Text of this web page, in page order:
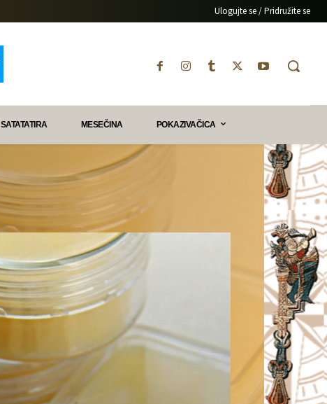
Ulogujte se / Pridružite se
SATATATIRA MESEČINA POKAZIVAČICA